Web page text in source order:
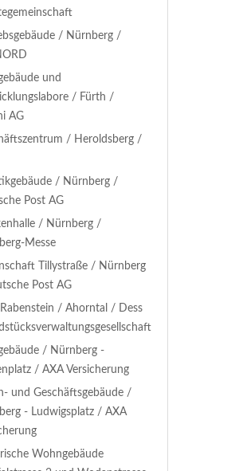
/ Nürnberg /
und
/ Fürth /
AG
/ Heroldsberg /
/ Nürnberg /
Post AG
/ Nürnberg /
Messe
Tillystraße / Nürnberg
Post AG
/ Ahorntal / Dess
/ Nürnberg -
/ AXA Versicherung
und Geschäftsgebäude /
- Ludwigsplatz / AXA
Wohngebäude